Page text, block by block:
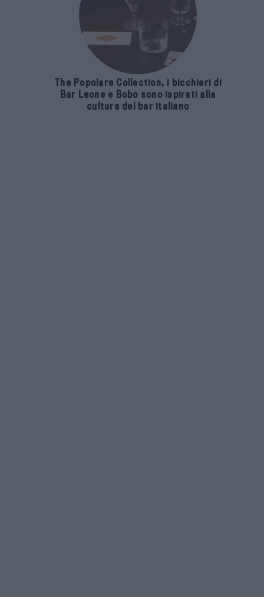
The Popolare Collection, i bicchieri di
Bar Leone e Bobo sono ispirati alla
cultura del bar italiano